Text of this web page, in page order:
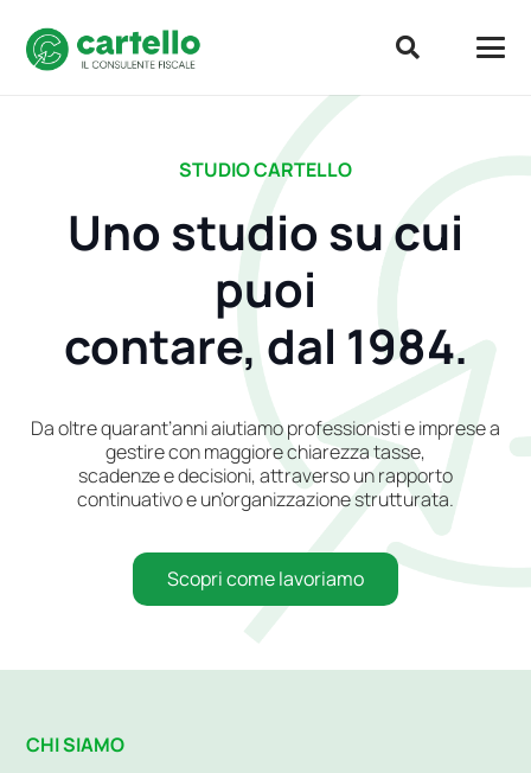
STUDIO CARTELLO
Uno studio su cui
puoi
contare, dal 1984.
Da oltre quarant’anni aiutiamo professionisti e imprese a
gestire con maggiore chiarezza tasse,
scadenze e decisioni, attraverso un rapporto
continuativo e un’organizzazione strutturata.
Scopri come lavoriamo
CHI SIAMO